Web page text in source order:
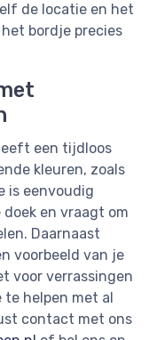
de locatie en het
bordje precies
een tijdloos
kleuren, zoals
is eenvoudig
en vraagt om
Daarnaast
voorbeeld van je
voor verrassingen
helpen met al
contact met ons